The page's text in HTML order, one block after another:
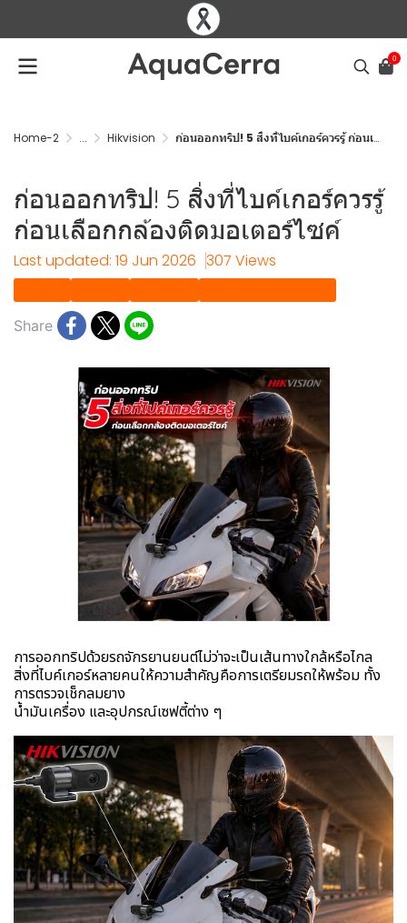
0
Home-2 ... Hikvision ก่อนออกทริป! 5 สิ่งที่ไบค์เกอร์ควรรู้ ก่อนเลือกกล้องติดมอเตอร์ไซค์
ก่อนออกทริป! 5 สิ่งที่ไบค์เกอร์ควรรู้
ก่อนเลือกกล้องติดมอเตอร์ไซค์
Last updated: 19 Jun 2026 307 Views
Share
การออกทริปด้วยรถจักรยานยนต์ไม่ว่าจะเป็นเส้นทางใกล้หรือไกล
สิ่งที่ไบค์เกอร์หลายคนให้ความสำคัญคือการเตรียมรถให้พร้อม ทั้ง
การตรวจเช็กลมยาง
น้ำมันเครื่อง และอุปกรณ์เซฟตี้ต่าง ๆ